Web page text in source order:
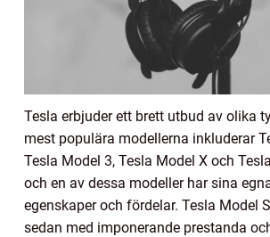
Tesla erbjuder ett brett utbud av olika
mest populära modellerna inkluderar
Tesla Model 3, Tesla Model X och
och en av dessa modeller har sina
egenskaper och fördelar. Tesla Model
sedan med imponerande prestanda